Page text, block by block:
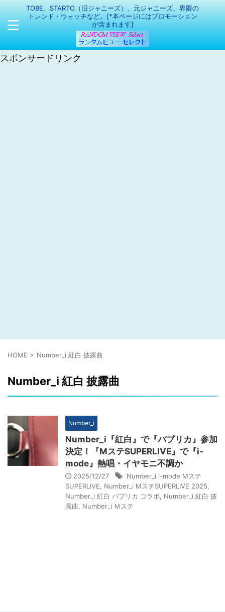
TOBE、STARTO（旧ジャニーズ）、元ジャニーズ、界隈の
トレンド・ウォッチなど。[*本ページにはプロモーション
が含まれます]
スポンサードリンク
HOME > Number_i 紅白 披露曲
Number_i 紅白 披露曲
Number_i
Number_i『紅白』で『パプリカ』参加
決定！『MステSUPERLIVE』で『i-
mode』熱唱・イヤモニ不調か
2025/12/27
Number_i i-mode Mステ
SUPERLIVE
Number_i MステSUPERLIVE 2025
Number_i 紅白 パプリカ コラボ
Number_i 紅白 披
露曲
Number_i Ｍステ